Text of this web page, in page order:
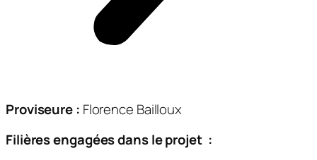
Proviseure : Florence Bailloux
Filières engagées dans le projet :